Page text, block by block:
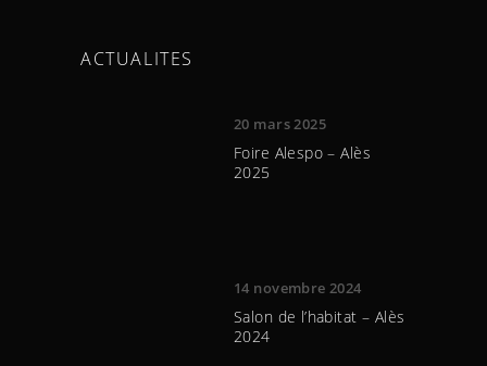
ACTUALITES
20 mars 2025
Foire Alespo – Alès
2025
14 novembre 2024
Salon de l’habitat – Alès
2024